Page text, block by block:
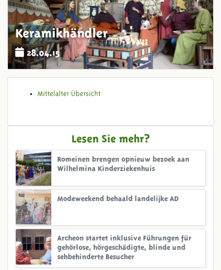
Keramikhändler
28.04.15
Mittelalter Übersicht
Lesen Sie mehr?
Romeinen brengen opnieuw bezoek aan
Wilhelmina Kinderziekenhuis
Modeweekend behaald landelijke AD
Archeon startet inklusive Führungen für
gehörlose, hörgeschädigte, blinde und
sehbehinderte Besucher